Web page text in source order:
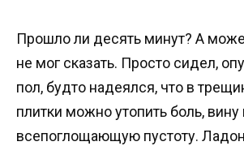
Прошло ли десять минут? А
не мог сказать. Просто сидел,
пол, будто надеялся, что в
плитки можно утопить боль, вину
всепоглощающую пустоту.